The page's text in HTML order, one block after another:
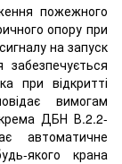
пожежного
опору при
на запуск
при відкритті
вимогам
ДБН В.2.2-
автоматичне
якого крана